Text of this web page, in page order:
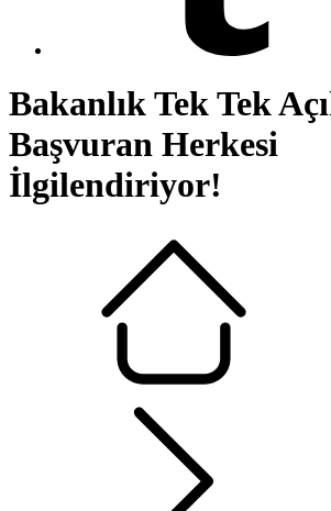
Bakanlık Tek Tek
Başvuran Herkesi
İlgilendiriyor!